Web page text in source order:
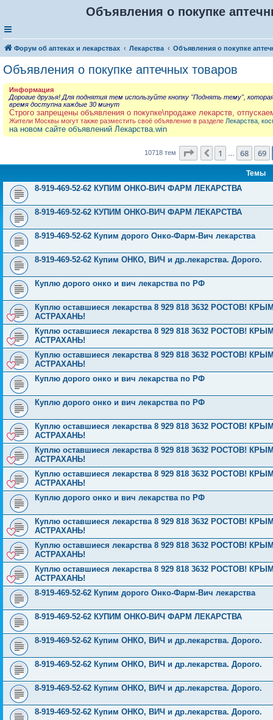
Объявления о покупке
Форум об аптеках и лекарствах Лекарства Объявления о покупке
Объявления о покупке аптечных товаров
Информация
Дорогие друзья! Для поднятия тем используйте кнопку "Поднять тему",
время доступна каждые 30 минут
Строго запрещены объявления о покупке\продаже лекарств,
Жители Москвы могут также разместить своё объявление в разделе Лекарства,
на новом сайте объявлений Лекарства.win
10718 тем Страница 70из 429
Пред.
1 68 69
Темы
8-919-469-52-62 КУПИМ ОНКО-ВИЧ ФАРМ ЛЕКАРСТВА
8-919-469-52-62 КУПИМ ОНКО-ВИЧ ФАРМ ЛЕКАРСТВА
8-919-469-52-62 Купим дорого Онко-Фарм-Вич лекарства
8-919-469-52-62 Купим ОНКО, ВИЧ и др.лекарства. Дорого.
Куплю дорого онко и вич лекарства по РФ
Куплю оставшиеся лекарства 8 929 818 3632 РОСТОВ!
АСТРАХАНЬ!
Куплю оставшиеся лекарства 8 929 818 3632 РОСТОВ!
АСТРАХАНЬ!
Куплю оставшиеся лекарства 8 929 818 3632 РОСТОВ!
АСТРАХАНЬ!
Куплю дорого онко и вич лекарства по РФ
Куплю дорого онко и вич лекарства по РФ
Куплю оставшиеся лекарства 8 929 818 3632 РОСТОВ!
АСТРАХАНЬ!
Куплю оставшиеся лекарства 8 929 818 3632 РОСТОВ!
АСТРАХАНЬ!
Куплю оставшиеся лекарства 8 929 818 3632 РОСТОВ!
АСТРАХАНЬ!
Куплю дорого онко и вич лекарства по РФ
Куплю оставшиеся лекарства 8 929 818 3632 РОСТОВ!
АСТРАХАНЬ!
Куплю оставшиеся лекарства 8 929 818 3632 РОСТОВ!
АСТРАХАНЬ!
Куплю оставшиеся лекарства 8 929 818 3632 РОСТОВ!
АСТРАХАНЬ!
8-919-469-52-62 Купим дорого Онко-Фарм-Вич лекарства
8-919-469-52-62 КУПИМ ОНКО-ВИЧ ФАРМ ЛЕКАРСТВА
8-919-469-52-62 Купим ОНКО, ВИЧ и др.лекарства. Дорого.
8-919-469-52-62 Купим ОНКО, ВИЧ и др.лекарства. Дорого.
8-919-469-52-62 Купим ОНКО, ВИЧ и др.лекарства. Дорого.
8-919-469-52-62 Купим ОНКО, ВИЧ и др.лекарства. Дорого.